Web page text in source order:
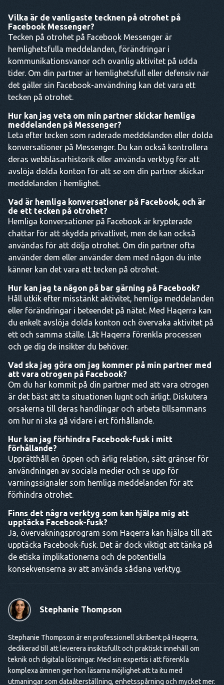
Vilka är de vanligaste tecknen på otrohet på
Facebook Messenger?
Tecken på otrohet på Facebook Messenger är
hemlighetsfulla meddelanden, förändringar i
kommunikationsvanor och ovanlig aktivitet på udda
tider. Om din partner är hemlighetsfull eller defensiv när
det gäller sin Facebook-användning kan det vara ett
tecken på otrohet.
Hur kan jag veta om min partner skickar hemliga
meddelanden på Messenger?
Leta efter tecken som raderade meddelanden eller dolda
konversationer på Messenger. Du kan också kontrollera
deras webbläsarhistorik eller använda verktyg för att
avslöja dolda konton för att se om din partner skickar
meddelanden i hemlighet.
Vad är hemliga konversationer på Facebook, och är
de ett tecken på otrohet?
Hemliga konversationer på Facebook är krypterade
chattar för att skydda privatlivet, men de kan också
användas för att dölja otrohet. Om din partner ofta
använder dem eller använder dem med någon du inte
känner kan det vara ett tecken på otrohet.
Hur kan jag ta någon på bar gärning på Facebook?
Håll utkik efter misstänkt aktivitet, hemliga meddelanden
eller förändringar i beteendet på nätet. Med Haqerra kan
du enkelt avslöja dolda konton och övervaka aktivitet på
ett och samma ställe. Låt Haqerra förenkla processen
och ge dig de insikter du behöver.
Vad ska jag göra om jag kommer på min partner med
att vara otrogen på Facebook?
Om du har kommit på din partner med att vara otrogen
är det bäst att ta situationen lugnt och ärligt. Diskutera
orsakerna till deras handlingar och arbeta tillsammans
om hur ni ska gå vidare i ert förhållande.
Hur kan jag förhindra Facebook-fusk i mitt
förhållande?
Upprätthåll en öppen och ärlig relation, sätt gränser för
användningen av sociala medier och se upp för
varningssignaler som hemliga meddelanden för att
förhindra otrohet.
Finns det några verktyg som kan hjälpa mig att
upptäcka Facebook-fusk?
Ja, övervakningsprogram som Haqerra kan hjälpa till att
upptäcka Facebook-fusk. Det är dock viktigt att tänka på
de etiska implikationerna och de potentiella
konsekvenserna av att använda sådana verktyg.
Stephanie Thompson
Stephanie Thompson är en professionell skribent på Haqerra,
dedikerad till att leverera insiktsfullt och praktiskt innehåll om
teknik och digitala lösningar. Med sin expertis i att förenkla
komplexa ämnen ger hon läsarna möjlighet att ta itu med
utmaningar som dataåterställning, enhetsspårning och mycket mer.